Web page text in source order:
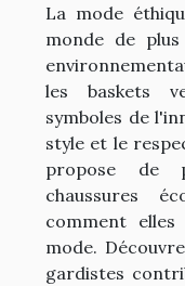
La mode
monde de
les baskets
symboles de
style et le
propose de
chaussures
comment
mode.
gardistes